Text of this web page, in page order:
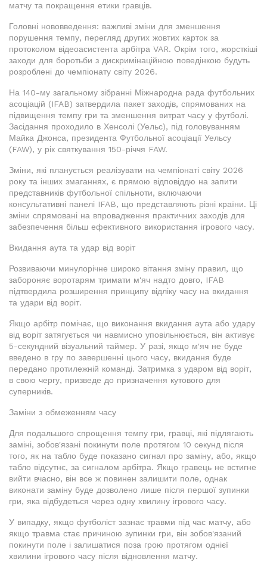
матчу та покращення етики гравців.
Головні нововведення: важливі зміни для зменшення
порушення темпу, перегляд других жовтих карток за
протоколом відеоасистента арбітра VAR. Окрім того, жорсткіші
заходи для боротьби з дискримінаційною поведінкою будуть
розроблені до чемпіонату світу 2026.
На 140-му загальному зібранні Міжнародна рада футбольних
асоціацій (IFAB) затвердила пакет заходів, спрямованих на
підвищення темпу гри та зменшення витрат часу у футболі.
Засідання проходило в Хенсолі (Уельс), під головуванням
Майка Джонса, президента Футбольної асоціації Уельсу
(FAW), у рік святкування 150-річчя FAW.
Зміни, які планується реалізувати на чемпіонаті світу 2026
року та інших змаганнях, є прямою відповіддю на запити
представників футбольної спільноти, включаючи
консультативні панелі IFAB, що представляють різні країни. Ці
зміни спрямовані на впровадження практичних заходів для
забезпечення більш ефективного використання ігрового часу.
Вкидання аута та удар від воріт
Розвиваючи минулорічне широко вітання зміну правил, що
забороняє воротарям тримати м'яч надто довго, IFAB
підтвердила розширення принципу відліку часу на вкидання
та удари від воріт.
Якщо арбітр помічає, що виконання вкидання аута або удару
від воріт затягується чи навмисно уповільнюється, він активує
5-секундний візуальний таймер. У разі, якщо м'яч не буде
введено в гру по завершенні цього часу, вкидання буде
передано протилежній команді. Затримка з ударом від воріт,
в свою чергу, призведе до призначення кутового для
суперників.
Заміни з обмеженням часу
Для подальшого спрощення темпу гри, гравці, які підлягають
заміні, зобов'язані покинути поле протягом 10 секунд після
того, як на табло буде показано сигнал про заміну, або, якщо
табло відсутнє, за сигналом арбітра. Якщо гравець не встигне
вийти вчасно, він все ж повинен залишити поле, однак
виконати заміну буде дозволено лише після першої зупинки
гри, яка відбудеться через одну хвилину ігрового часу.
У випадку, якщо футболіст зазнає травми під час матчу, або
якщо травма стає причиною зупинки гри, він зобов'язаний
покинути поле і залишатися поза грою протягом однієї
хвилини ігрового часу після відновлення матчу.